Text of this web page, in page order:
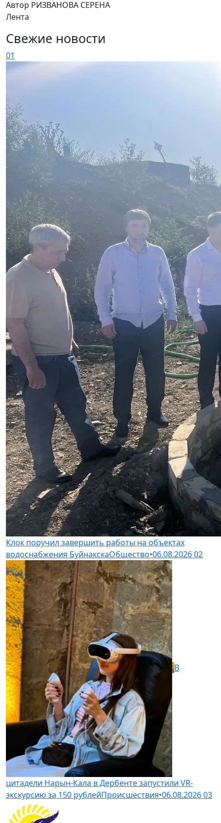
Автор РИЗВАНОВА СЕРЕНА
Лента
Свежие новости
01
Клок поручил завершить работы на объектах
водоснабжения БуйнакскаОбщество•06.08.202602
В
цитадели Нарын-Кала в Дербенте запустили VR-
экскурсию за 150 рублейПроисшествия•06.08.202603